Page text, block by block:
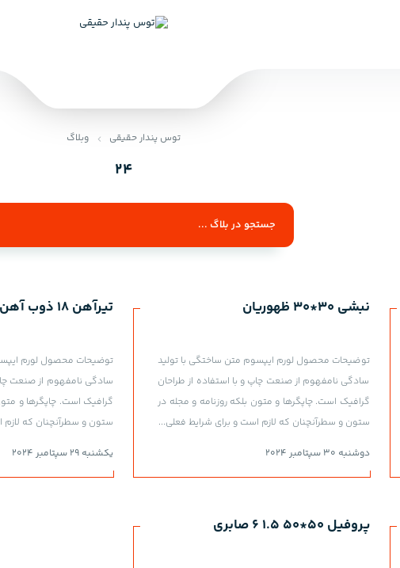
توس پندار حقیقی وبلاگ
24
نبشی 30*30 ظهوریان
توضیحات محصول لورم ایپسوم متن ساختگی با تولید
سادگی نامفهوم از صنعت چاپ و با استفاده از طراحان
گرافیک است. چاپگرها و متون بلکه روزنامه و مجله در
ستون و سطرآنچنان که لازم است و برای شرایط فعلی...
دوشنبه 30 سپتامبر 2024
تیرآهن 18 ذوب آهن اصفهان
توضیحات محصول لورم
سادگی نامفهوم از صنعت
گرافیک است. چاپگرها و
ستون و سطرآنچنان که لازم
یکشنبه 29 سپتامبر 2024
پروفیل 50*50 1.5 6 صابری